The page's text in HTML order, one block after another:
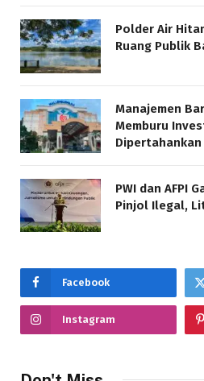
Polder Air
Ruang Publik
Manajemen
Memburu
Dipertahankan
PWI dan AFPI
Pinjol Ilegal,
Facebook
Instagram